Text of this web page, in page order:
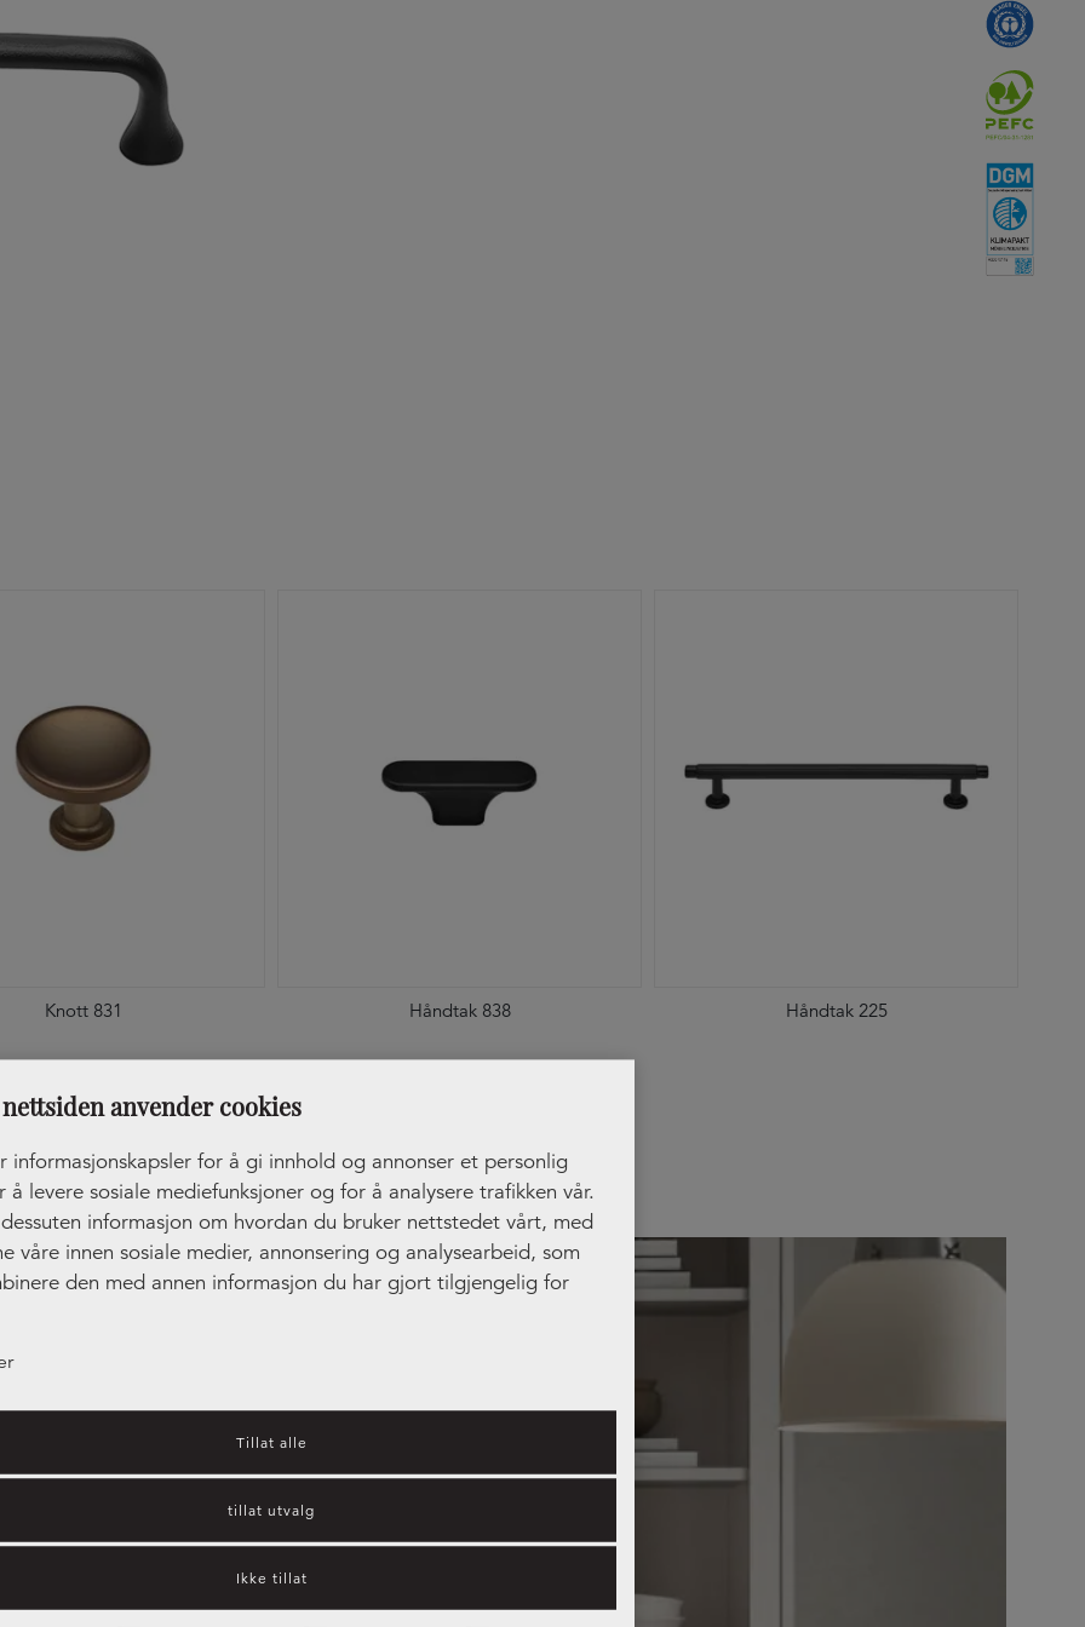
anvender cookies
informasjonskapsler for å gi innhold og annonser et personlig
å levere sosiale mediefunksjoner og for å analysere trafikken vår.
informasjon om hvordan du bruker nettstedet vårt, med
våre innen sosiale medier, annonsering og analysearbeid, som
den med annen informasjon du har gjort tilgjengelig for
Tillat alle
tillat utvalg
Ikke tillat
Knott 831 Håndtak 838 Håndtak 225
Kjøkkeninspirasjon – hvilket
kjøkken passer best for deg?